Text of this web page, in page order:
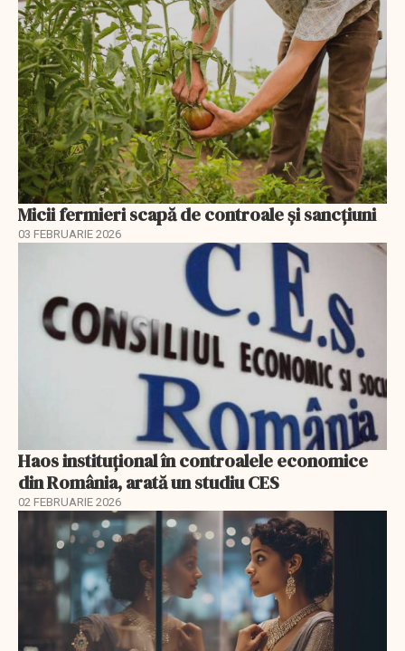
Micii fermieri scapă de controale și sancțiuni
03 FEBRUARIE 2026
Haos instituțional în controalele economice
din România, arată un studiu CES
02 FEBRUARIE 2026